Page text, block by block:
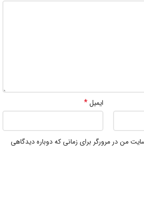
ایمیل*
من در مرورگر برای زمانی که دوباره دیدگاهی